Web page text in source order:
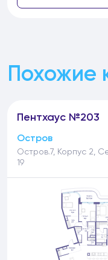
Похожие
Пентхаус №203
Остров
Остров.7, Корпус 2,
19